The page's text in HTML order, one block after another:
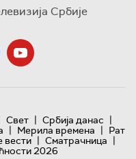
Србије
Свет | Србија данас |
| Мерила времена | Рат
вести | Сматрачница |
2026